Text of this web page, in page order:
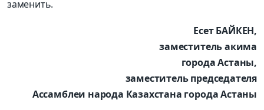
заменить.
Есет БАЙКЕН,
заместитель акима
города Астаны,
заместитель председателя
Ассамблеи народа Казахстана города Астаны